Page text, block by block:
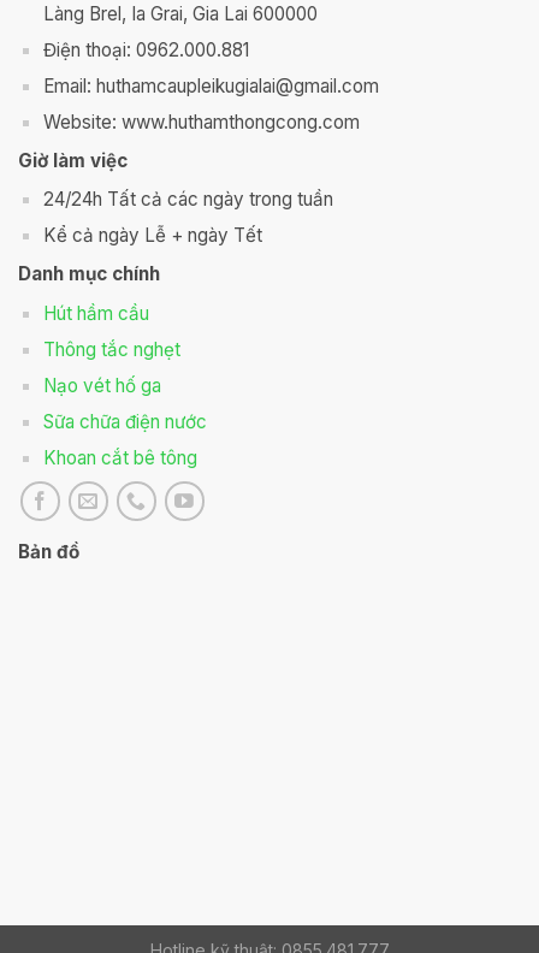
Làng Brel, Ia Grai, Gia Lai 600000
Điện thoại: 0962.000.881
Email: huthamcaupleikugialai@gmail.com
Website: www.huthamthongcong.com
Giờ làm việc
24/24h Tất cả các ngày trong tuần
Kể cả ngày Lễ + ngày Tết
Danh mục chính
Hút hầm cầu
Thông tắc nghẹt
Nạo vét hố ga
Sữa chữa điện nước
Khoan cắt bê tông
Bản đồ